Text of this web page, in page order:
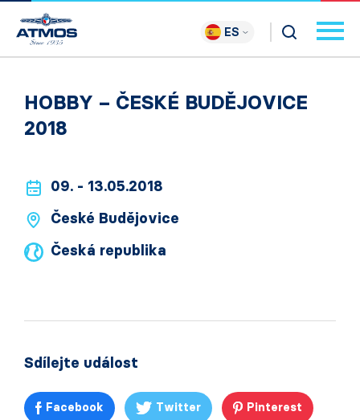
ES
HOBBY – ČESKÉ BUDĚJOVICE
2018
09. - 13.05.2018
České Budějovice
Česká republika
Sdílejte událost
Facebook Twitter Pinterest